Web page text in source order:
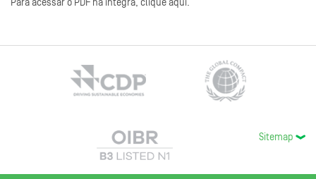
Para acessar o PDF na íntegra, clique aqui.
Sitemap